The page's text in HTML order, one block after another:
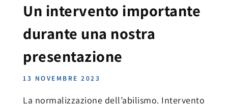
Un intervento importante
durante una nostra
presentazione
13 NOVEMBRE 2023
La normalizzazione dell’abilismo. Intervento